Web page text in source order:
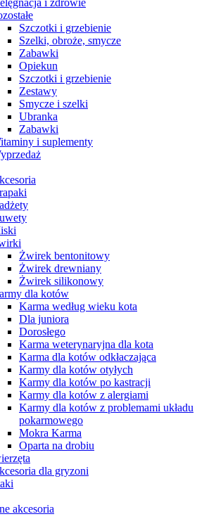
i zdrowie
Szczotki i grzebienie
Szelki, obroże, smycze
Zabawki
Opiekun
Szczotki i grzebienie
Zestawy
Smycze i szelki
Ubranka
Zabawki
i suplementy
Żwirek bentonitowy
Żwirek drewniany
Żwirek silikonowy
dla kotów
Karma według wieku kota
Dla juniora
Dorosłego
Karma weterynaryjna dla kota
Karma dla kotów odkłaczająca
Karmy dla kotów otyłych
Karmy dla kotów po kastracji
Karmy dla kotów z alergiami
Karmy dla kotów z problemami układu
pokarmowego
Mokra Karma
Oparta na drobiu
dla gryzoni
akcesoria